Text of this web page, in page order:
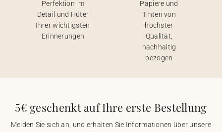
Perfektion im
Detail und Hüter
Ihrer wichtigsten
Erinnerungen
Papiere und
Tinten von
höchster
Qualität,
nachhaltig
bezogen
5€ geschenkt auf Ihre erste Bestellung
Melden Sie sich an, und erhalten Sie Informationen über unsere